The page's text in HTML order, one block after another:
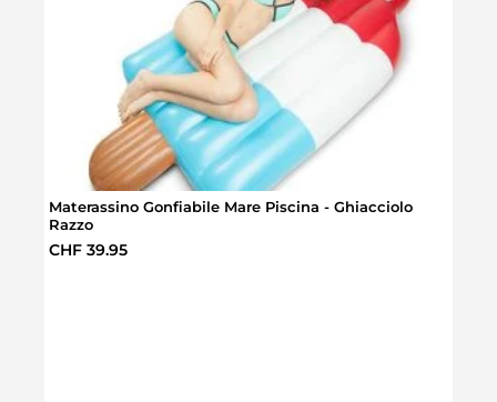
Materassino Gonfiabile Mare Piscina - Ghiacciolo
Razzo
Prezzo normale:
CHF 39.95